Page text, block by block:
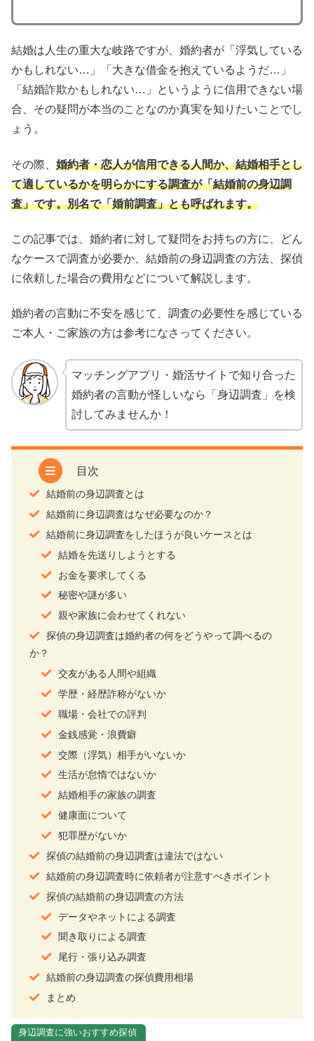
結婚は人生の重大な岐路ですが、婚約者が「浮気している
かもしれない…」「大きな借金を抱えているようだ…」
「結婚詐欺かもしれない…」というように信用できない場
合、その疑問が本当のことなのか真実を知りたいことでし
ょう。
その際、 婚約者・恋人が信用できる人間か、結婚相手とし
て適しているかを明らかにする調査が「結婚前の身辺調
査」です。別名で「婚前調査」とも呼ばれます。
この記事では、婚約者に対して疑問をお持ちの方に、どん
なケースで調査が必要か、結婚前の身辺調査の方法、探偵
に依頼した場合の費用などについて解説します。
婚約者の言動に不安を感じて、調査の必要性を感じている
ご本人・ご家族の方は参考になさってください。
マッチングアプリ・婚活サイトで知り合った
婚約者の言動が怪しいなら「身辺調査」を検
討してみませんか！
目次
結婚前の身辺調査とは
結婚前に身辺調査はなぜ必要なのか？
結婚前に身辺調査をしたほうが良いケースとは
結婚を先送りしようとする
お金を要求してくる
秘密や謎が多い
親や家族に会わせてくれない
探偵の身辺調査は婚約者の何をどうやって調べるの
か？
交友がある人間や組織
学歴・経歴詐称がないか
職場・会社での評判
金銭感覚・浪費癖
交際（浮気）相手がいないか
生活が怠惰ではないか
結婚相手の家族の調査
健康面について
犯罪歴がないか
探偵の結婚前の身辺調査は違法ではない
結婚前の身辺調査時に依頼者が注意すべきポイント
探偵の結婚前の身辺調査の方法
データやネットによる調査
聞き取りによる調査
尾行・張り込み調査
結婚前の身辺調査の探偵費用相場
まとめ